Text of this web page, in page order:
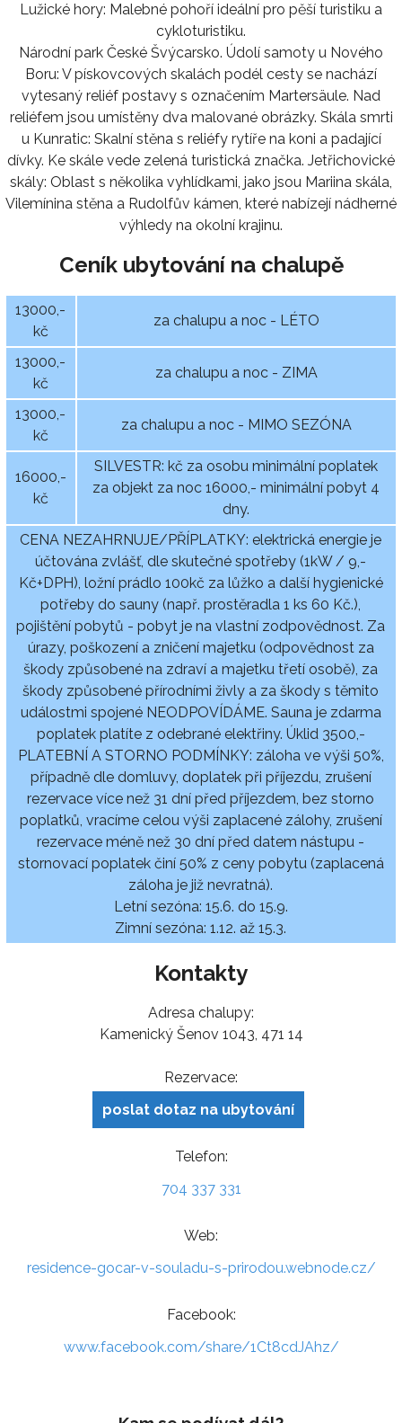
Lužické hory: Malebné pohoří ideální pro pěší turistiku a
cykloturistiku.
Národní park České Švýcarsko. Údolí samoty u Nového
Boru: V pískovcových skalách podél cesty se nachází
vytesaný reliéf postavy s označením Martersäule. Nad
reliéfem jsou umístěny dva malované obrázky. Skála smrti
u Kunratic: Skalní stěna s reliéfy rytíře na koni a padající
dívky. Ke skále vede zelená turistická značka. Jetřichovické
skály: Oblast s několika vyhlídkami, jako jsou Mariina skála,
Vilemínina stěna a Rudolfův kámen, které nabízejí nádherné
výhledy na okolní krajinu.
Ceník ubytování na chalupě
13000,-
kč
za chalupu a noc - LÉTO
13000,-
kč
za chalupu a noc - ZIMA
13000,-
kč
za chalupu a noc - MIMO SEZÓNA
16000,-
kč
SILVESTR: kč za osobu minimální poplatek
za objekt za noc 16000,- minimální pobyt 4
dny.
CENA NEZAHRNUJE/PŘÍPLATKY: elektrická energie je
účtována zvlášť, dle skutečné spotřeby (1kW / 9,-
Kč+DPH), ložní prádlo 100kč za lůžko a další hygienické
potřeby do sauny (např. prostěradla 1 ks 60 Kč.),
pojištění pobytů - pobyt je na vlastní zodpovědnost. Za
úrazy, poškození a zničení majetku (odpovědnost za
škody způsobené na zdraví a majetku třetí osobě), za
škody způsobené přírodními živly a za škody s těmito
událostmi spojené NEODPOVÍDÁME. Sauna je zdarma
poplatek platíte z odebrané elektřiny. Úklid 3500,-
PLATEBNÍ A STORNO PODMÍNKY: záloha ve výši 50%,
případně dle domluvy, doplatek při příjezdu, zrušení
rezervace více než 31 dní před příjezdem, bez storno
poplatků, vracíme celou výši zaplacené zálohy, zrušení
rezervace méně než 30 dní před datem nástupu -
stornovací poplatek činí 50% z ceny pobytu (zaplacená
záloha je již nevratná).
Letní sezóna: 15.6. do 15.9.
Zimní sezóna: 1.12. až 15.3.
Kontakty
Adresa chalupy:
Kamenický Šenov 1043, 471 14
Rezervace:
poslat dotaz na ubytování
Telefon:
704 337 331
Web:
residence-gocar-v-souladu-s-prirodou.webnode.cz/
Facebook:
www.facebook.com/share/1Ct8cdJAhz/